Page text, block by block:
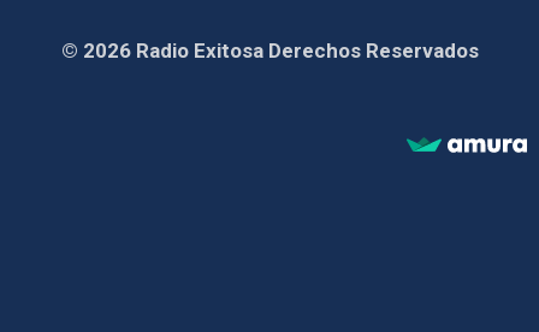
© 2026 Radio Exitosa Derechos Reservados